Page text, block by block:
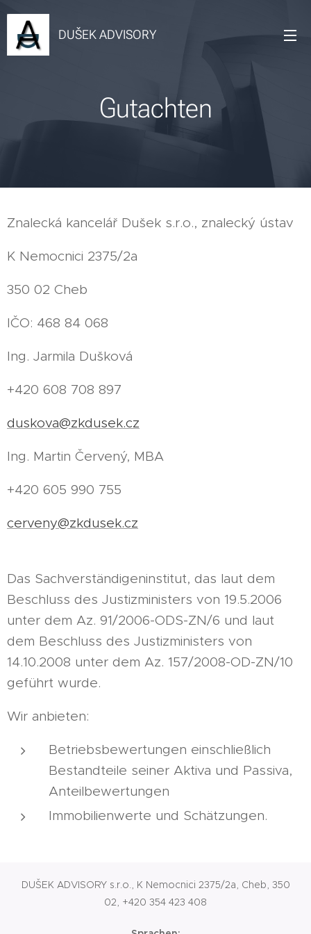
DUŠEK ADVISORY
Gutachten
Znalecká kancelář Dušek s.r.o., znalecký ústav
K Nemocnici 2375/2a
350 02 Cheb
IČO: 468 84 068
Ing. Jarmila Dušková
+420 608 708 897
duskova@zkdusek.cz
Ing. Martin Červený, MBA
+420 605 990 755
cerveny@zkdusek.cz
Das Sachverständigeninstitut, das laut dem
Beschluss des Justizministers von 19.5.2006
unter dem Az. 91/2006-ODS-ZN/6 und laut
dem Beschluss des Justizministers von
14.10.2008 unter dem Az. 157/2008-OD-ZN/10
geführt wurde.
Wir anbieten:
Betriebsbewertungen einschließlich
Bestandteile seiner Aktiva und Passiva,
Anteilbewertungen
Immobilienwerte und Schätzungen.
DUŠEK ADVISORY s.r.o., K Nemocnici 2375/2a, Cheb, 350
02, +420 354 423 408